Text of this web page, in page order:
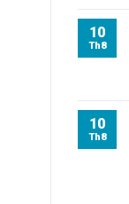
10
Th8
10
Th8